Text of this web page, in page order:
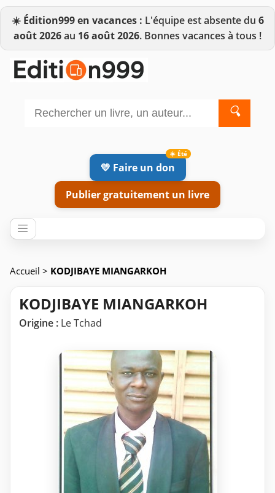
☀️ Édition999 en vacances : L'équipe est absente du 6
août 2026au 16 août 2026. Bonnes vacances à tous !
🔍
💛 Faire un don
Publier gratuitement un livre
Accueil > KODJIBAYE MIANGARKOH
KODJIBAYE MIANGARKOH
Origine : Le Tchad